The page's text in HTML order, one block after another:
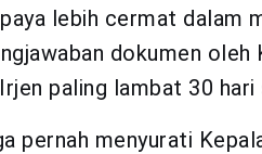
lebih cermat dalam
dokumen oleh
paling lambat 30
pernah menyurati